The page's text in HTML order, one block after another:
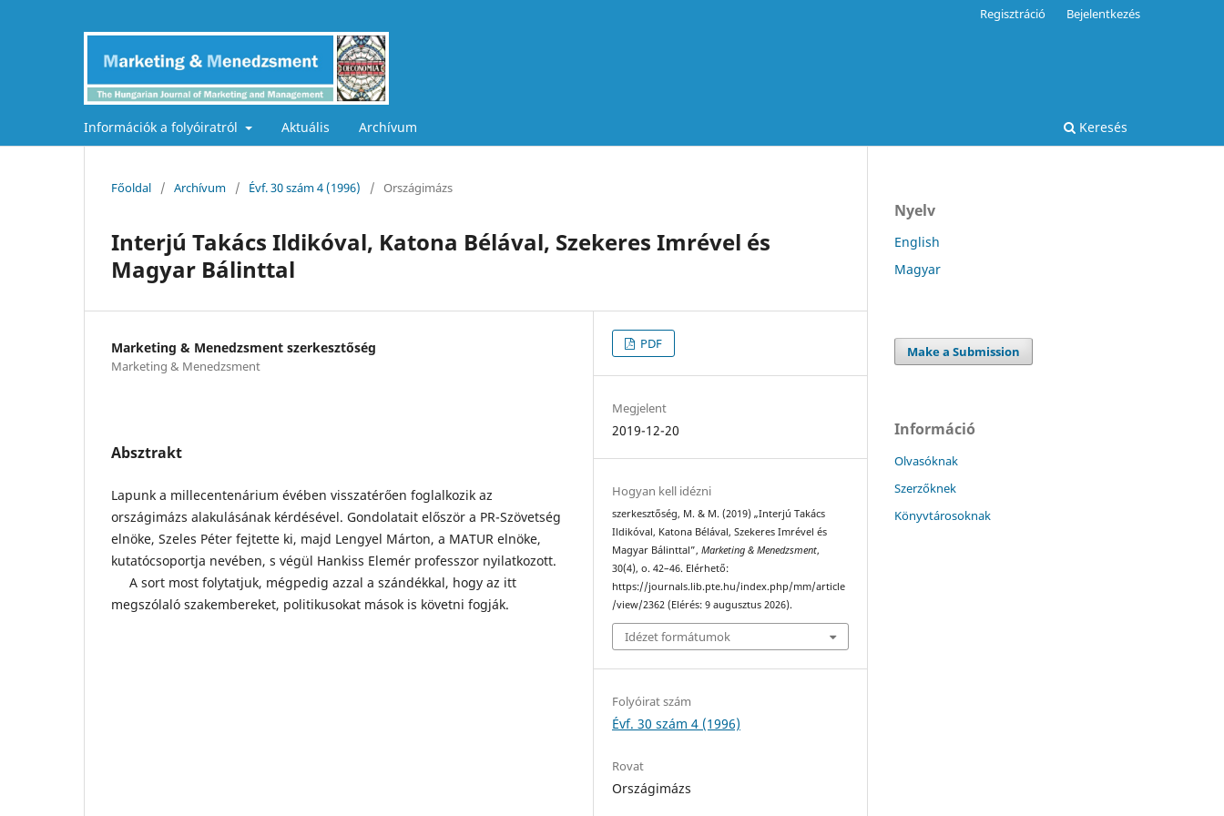
Információk a folyóiratról Aktuális Archívum Keresés
Regisztráció Bejelentkezés
Főoldal / Archívum / Évf. 30 szám 4 (1996) / Országimázs
Interjú Takács Ildikóval, Katona Bélával, Szekeres Imrével és
Magyar Bálinttal
Marketing & Menedzsment szerkesztőség
Marketing & Menedzsment
Absztrakt
Lapunk a millecentenárium évében visszatérően foglalkozik az
országimázs alakulásának kérdésével. Gondolatait először a PR-Szövetség
elnöke, Szeles Péter fejtette ki, majd Lengyel Márton, a MATUR elnöke,
kutatócsoportja nevében, s végül Hankiss Elemér professzor nyilatkozott.
A sort most folytatjuk, mégpedig azzal a szándékkal, hogy az itt
megszólaló szakembereket, politikusokat mások is követni fogják.
PDF
Megjelent
2019-12-20
Hogyan kell idézni
szerkesztőség, M. & M. (2019) „Interjú Takács
Ildikóval, Katona Bélával, Szekeres Imrével és
Magyar Bálinttal”,Marketing & Menedzsment,
30(4), o. 42–46. Elérhető:
https://journals.lib.pte.hu/index.php/mm/article
/view/2362 (Elérés: 9 augusztus 2026).
Idézet formátumok
Folyóirat szám
Évf. 30 szám 4 (1996)
Rovat
Országimázs
Nyelv
English
Magyar
Make a Submission
Információ
Olvasóknak
Szerzőknek
Könyvtárosoknak